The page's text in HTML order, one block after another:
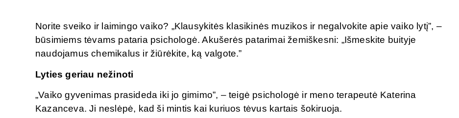
Norite sveiko ir laimingo vaiko? „Klausykitės klasikinės muzikos ir negalvokite apie vaiko lytį”, –
būsimiems tėvams pataria psichologė. Akušerės patarimai žemiškesni: „Išmeskite buityje
naudojamus chemikalus ir žiūrėkite, ką valgote.”
Lyties geriau nežinoti
„Vaiko gyvenimas prasideda iki jo gimimo”, – teigė psichologė ir meno terapeutė Katerina
Kazanceva. Ji neslėpė, kad ši mintis kai kuriuos tėvus kartais šokiruoja.